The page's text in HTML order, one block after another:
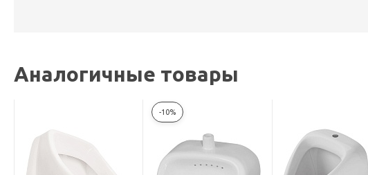
Аналогичные товары
-10%